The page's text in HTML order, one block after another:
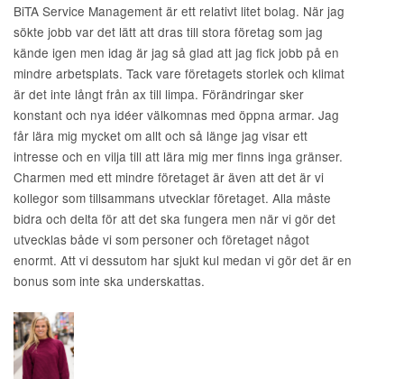
BiTA Service Management är ett relativt litet bolag. När jag
sökte jobb var det lätt att dras till stora företag som jag
kände igen men idag är jag så glad att jag fick jobb på en
mindre arbetsplats. Tack vare företagets storlek och klimat
är det inte långt från ax till limpa. Förändringar sker
konstant och nya idéer välkomnas med öppna armar. Jag
får lära mig mycket om allt och så länge jag visar ett
intresse och en vilja till att lära mig mer finns inga gränser.
Charmen med ett mindre företaget är även att det är vi
kollegor som tillsammans utvecklar företaget. Alla måste
bidra och delta för att det ska fungera men när vi gör det
utvecklas både vi som personer och företaget något
enormt. Att vi dessutom har sjukt kul medan vi gör det är en
bonus som inte ska underskattas.